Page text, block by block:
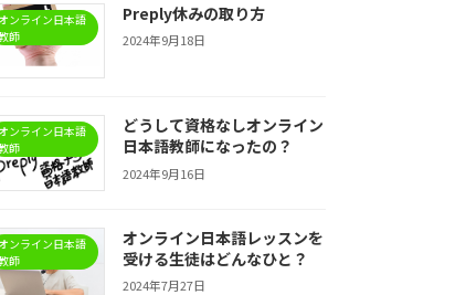
ンライン日本語
師
Preply休みの取り方
2024年9月18日
ンライン日本語
師
どうして資格なしオンライン
日本語教師になったの？
2024年9月16日
ンライン日本語
師
オンライン日本語レッスンを
受ける生徒はどんなひと？
2024年7月27日